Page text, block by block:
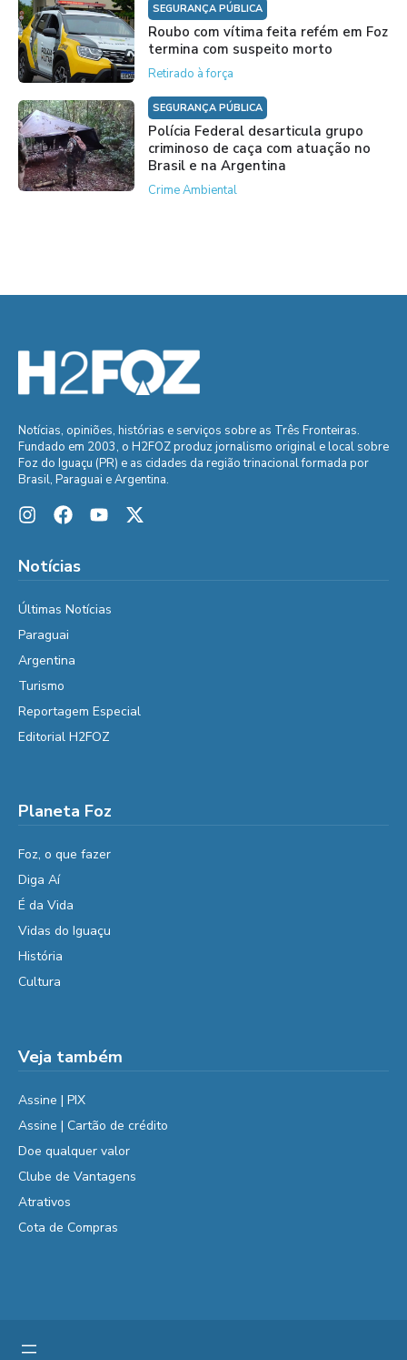
SEGURANÇA PÚBLICA
Roubo com vítima feita refém em Foz
termina com suspeito morto
Retirado à força
SEGURANÇA PÚBLICA
Polícia Federal desarticula grupo
criminoso de caça com atuação no
Brasil e na Argentina
Crime Ambiental
Notícias, opiniões, histórias e serviços sobre as Três Fronteiras.
Fundado em 2003, o H2FOZ produz jornalismo original e local sobre
Foz do Iguaçu (PR) e as cidades da região trinacional formada por
Brasil, Paraguai e Argentina.
Notícias
Últimas Notícias
Paraguai
Argentina
Turismo
Reportagem Especial
Editorial H2FOZ
Planeta Foz
Foz, o que fazer
Diga Aí
É da Vida
Vidas do Iguaçu
História
Cultura
Veja também
Assine | PIX
Assine | Cartão de crédito
Doe qualquer valor
Clube de Vantagens
Atrativos
Cota de Compras